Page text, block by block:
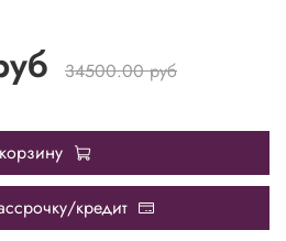
34500.00 руб
кредит